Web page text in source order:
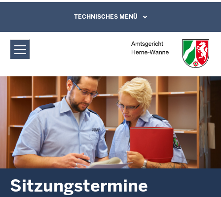
Amtsgericht Herne-Wanne:
Sitzungstermine
Direkt zum Inhalt
Leichte Sprache, Gebärdensprachenvideo
und Kontaktformular
TECHNISCHES MENÜ
Sitzungstermine